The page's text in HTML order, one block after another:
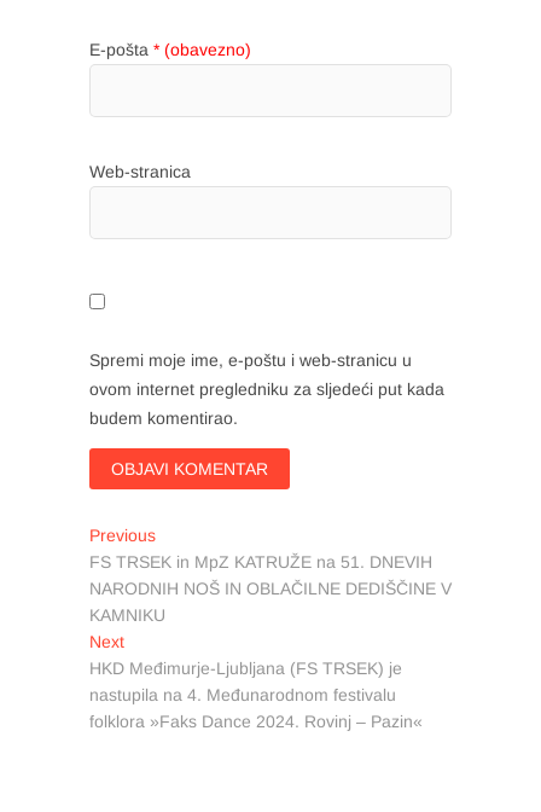
E-pošta * (obavezno)
Web-stranica
Spremi moje ime, e-poštu i web-stranicu u
ovom internet pregledniku za sljedeći put kada
budem komentirao.
Navigacija
objava
PreviousPrevious
post:
FS TRSEK in MpZ KATRUŽE na 51. DNEVIH
NARODNIH NOŠ IN OBLAČILNE DEDIŠČINE V
KAMNIKU
NextNext
post:
HKD Međimurje-Ljubljana (FS TRSEK) je
nastupila na 4. Međunarodnom festivalu
folklora »Faks Dance 2024. Rovinj – Pazin«